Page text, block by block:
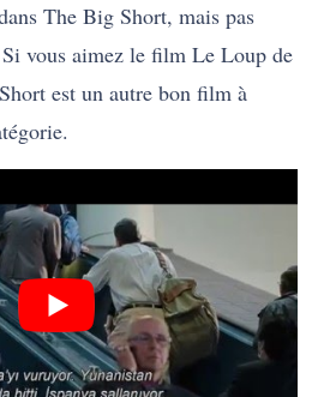
The Big Short, mais pas
vous aimez le film Le Loup de
est un autre bon film à